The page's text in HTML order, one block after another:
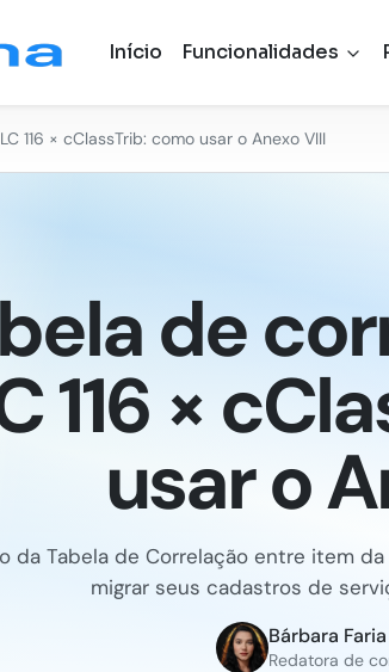
Início Funcionalidades
116 × cClassTrib: como usar o Anexo VIII
de
116 ×
usar o
da Tabela de Correlação entre item da
migrar seus cadastros de
Bárbara Faria
Redatora de